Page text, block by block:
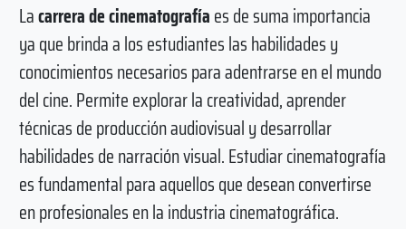
Lacarrera de cinematografíaes de suma importancia
ya que brinda a los estudiantes las habilidades y
conocimientos necesarios para adentrarse en el mundo
del cine. Permite explorar la creatividad, aprender
técnicas de producción audiovisual y desarrollar
habilidades de narración visual. Estudiar cinematografía
es fundamental para aquellos que desean convertirse
en profesionales en la industria cinematográfica.